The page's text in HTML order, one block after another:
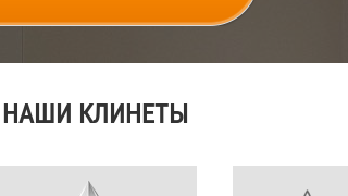
НАШИ КЛИНЕТЫ